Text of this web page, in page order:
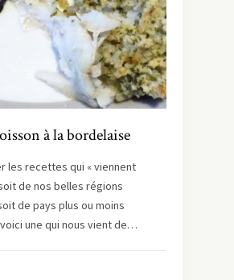
à la bordelaise
les recettes qui « viennent
de nos belles régions
de pays plus ou moins
une qui nous vient de…